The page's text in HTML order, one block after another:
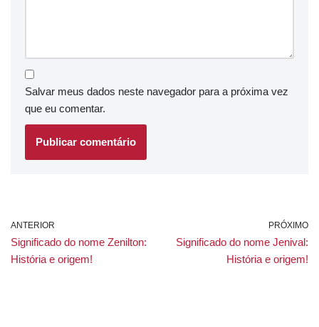
Salvar meus dados neste navegador para a próxima vez
que eu comentar.
ANTERIOR
Significado do nome Zenilton:
História e origem!
PRÓXIMO
Significado do nome Jenival:
História e origem!